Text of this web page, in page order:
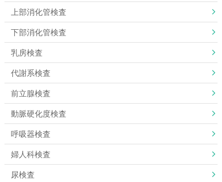
上部消化管検査
下部消化管検査
乳房検査
代謝系検査
前立腺検査
動脈硬化度検査
呼吸器検査
婦人科検査
尿検査